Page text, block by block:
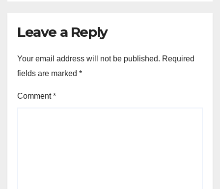
Leave a Reply
Your email address will not be published. Required
fields are marked *
Comment*